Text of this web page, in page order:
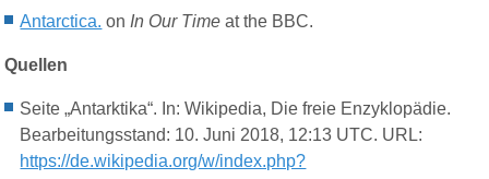
Antarctica. on In Our Time at the BBC.
Quellen
Seite „Antarktika“. In: Wikipedia, Die freie Enzyklopädie.
Bearbeitungsstand: 10. Juni 2018, 12:13 UTC. URL:
https://de.wikipedia.org/w/index.php?